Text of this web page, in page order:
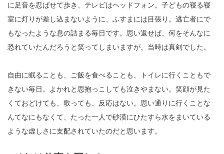
に足音を忍ばせて歩き、テレビはヘッドフォン。子どもの寝る寝
室に灯りが差し込まないように、ふすまには目張り。逃亡者にで
もなったような息の詰まる毎日です。思い返せば、何をそんなに
恐れていたんだろうと笑ってしまいますが、当時は真剣でした。
自由に眠ることも、ご飯を食べることも、トイレに行くこともで
きない毎日。よかれと思抱っこしても泣きやまない。笑顔が見た
くておどけても、歌っても、反応はない。思い通りに行くことな
んてなにもなくて、たった一人で砂漠にひたすら水をまいている
ような虚しさに支配されていたのだと思います。